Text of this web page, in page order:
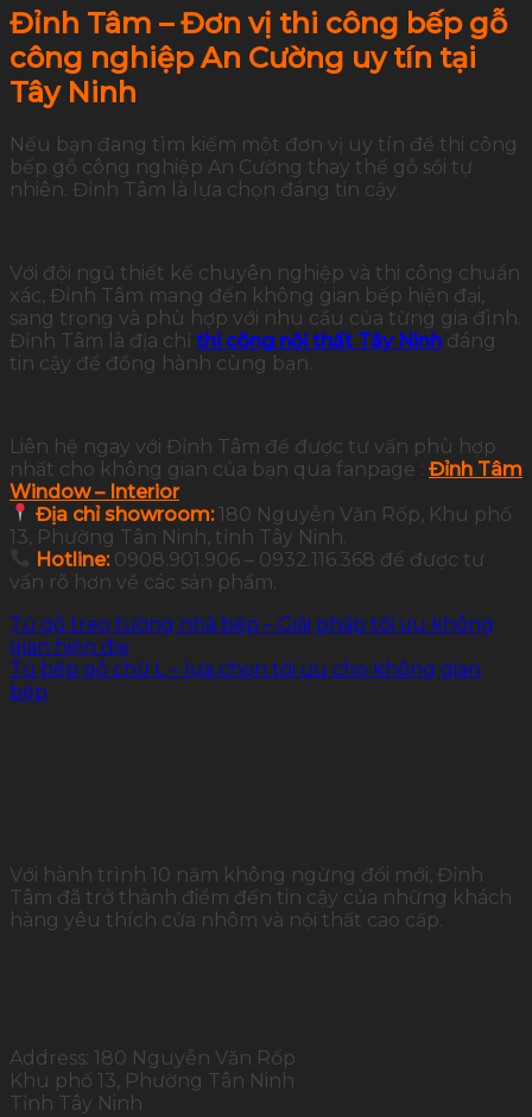
Đỉnh Tâm – Đơn vị thi công bếp gỗ
công nghiệp An Cường uy tín tại
Tây Ninh
Nếu bạn đang tìm kiếm một đơn vị uy tín để thi công
bếp gỗ công nghiệp An Cường thay thế gỗ sồi tự
nhiên. Đỉnh Tâm là lựa chọn đáng tin cậy.
Với đội ngũ thiết kế chuyên nghiệp và thi công chuẩn
xác, Đỉnh Tâm mang đến không gian bếp hiện đại,
sang trọng và phù hợp với nhu cầu của từng gia đình.
Đỉnh Tâm là địa chỉ thi công nội thất Tây Ninh đáng
tin cậy để đồng hành cùng bạn.
Liên hệ ngay với Đỉnh Tâm để được tư vấn phù hợp
nhất cho không gian của bạn qua fanpage : Đỉnh Tâm
Window – Interior
Địa chỉ showroom:180 Nguyễn Văn Rốp, Khu phố
13, Phường Tân Ninh, tỉnh Tây Ninh.
Hotline: 0908.901.906 – 0932.116.368 để được tư
vấn rõ hơn về các sản phẩm.
Tủ gỗ treo tường nhà bếp – Giải pháp tối ưu không
gian hiện đại
Tủ bếp gỗ chữ L – lựa chọn tối ưu cho không gian
bếp
Với hành trình 10 năm không ngừng đổi mới, Đỉnh
Tâm đã trở thành điểm đến tin cậy của những khách
hàng yêu thích cửa nhôm và nội thất cao cấp.
Address: 180 Nguyễn Văn Rốp
Khu phố 13, Phường Tân Ninh
Tỉnh Tây Ninh